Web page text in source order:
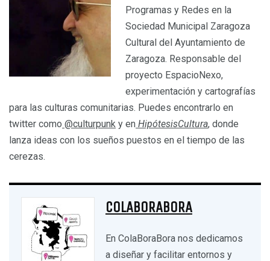
Programas y Redes en la
Sociedad Municipal Zaragoza
Cultural del Ayuntamiento de
Zaragoza. Responsable del
proyecto EspacioNexo,
experimentación y cartografías
para las culturas comunitarias. Puedes encontrarlo en
twitter como @culturpunk y en HipótesisCultura, donde
lanza ideas con los sueños puestos en el tiempo de las
cerezas.
COLABORABORA
En ColaBoraBora nos dedicamos
a diseñar y facilitar entornos y